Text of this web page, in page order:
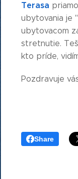
Terasa
ubytovania je
ubytovacom
stretnutie.
kto príde,
Pozdravuje
Share